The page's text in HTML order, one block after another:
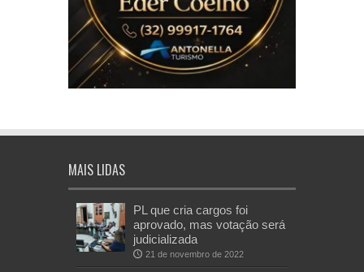
MAIS LIDAS
PL que cria cargos foi
aprovado, mas votação será
judicializada
21 de novembro de 2022